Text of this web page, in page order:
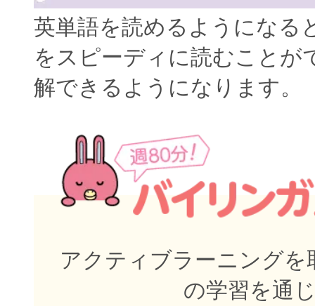
英単語を読めるようになる
をスピーディに読むことが
解できるようになります。
アクティブラーニングを
の学習を通